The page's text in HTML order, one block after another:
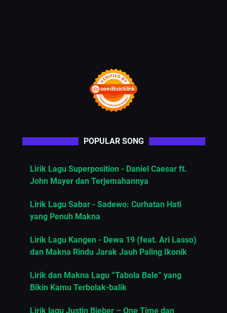
POPULAR SONG
Lirik Lagu Superposition - Daniel Caesar ft.
John Mayer dan Terjemahannya
Lirik Lagu Sabar - Sadewo: Curhatan Hati
yang Penuh Makna
Lirik Lagu Kangen - Dewa 19 (feat. Ari Lasso)
dan Makna Rindu Jarak Jauh Paling Ikonik
Lirik dan Makna Lagu “Tabola Bale” yang
Bikin Kamu Terbolak-balik
Lirik lagu Justin Bieber – One Time dan